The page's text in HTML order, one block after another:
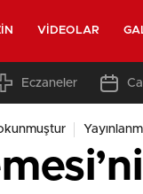
VIDEOLAR
Eczaneler